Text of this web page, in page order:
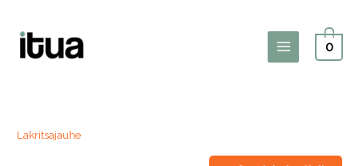
Main
0
Lakritsajauhe